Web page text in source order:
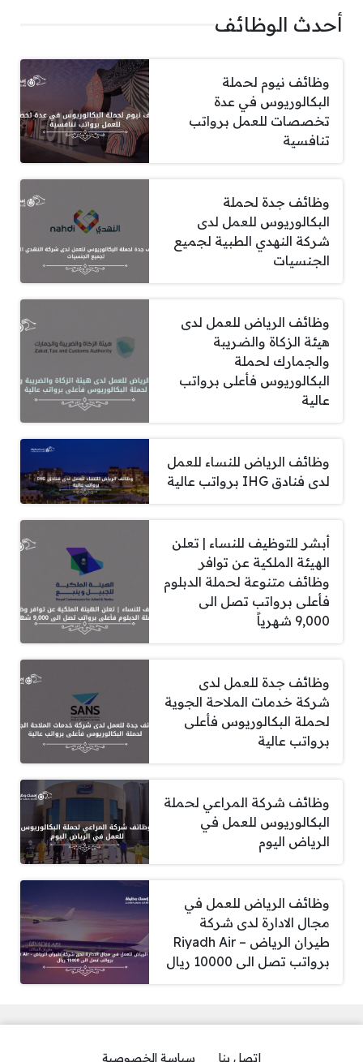
أحدث الوظائف
وظائف نيوم لحملة
البكالوريوس في عدة
تخصصات للعمل برواتب
تنافسية
وظائف جدة لحملة
البكالوريوس للعمل لدى
شركة النهدي الطبية لجميع
الجنسيات
وظائف الرياض للعمل لدى
هيئة الزكاة والضريبة
والجمارك لحملة
البكالوريوس فأعلى برواتب
عالية
وظائف الرياض للنساء للعمل
لدى فنادق IHG برواتب عالية
أبشر للتوظيف للنساء | تعلن
الهيئة الملكية عن توافر
وظائف متنوعة لحملة الدبلوم
فأعلى برواتب تصل الى
9,000 شهرياً
وظائف جدة للعمل لدى
شركة خدمات الملاحة الجوية
لحملة البكالوريوس فأعلى
برواتب عالية
وظائف شركة المراعي لحملة
البكالوريوس للعمل في
الرياض اليوم
وظائف الرياض للعمل في
مجال الادارة لدى شركة
طيران الرياض – Riyadh Air
برواتب تصل الى 10000 ريال
إتصل بنا سياسة الخصوصية